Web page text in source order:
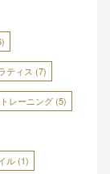
ティス (7)
レーニング (5)
ル (1)